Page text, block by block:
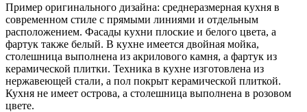
Пример оригинального дизайна: среднеразмерная кухня в
современном стиле с прямыми линиями и отдельным
расположением. Фасады кухни плоские и белого цвета, а
фартук также белый. В кухне имеется двойная мойка,
столешница выполнена из акрилового камня, а фартук из
керамической плитки. Техника в кухне изготовлена из
нержавеющей стали, а пол покрыт керамической плиткой.
Кухня не имеет острова, а столешница выполнена в розовом
цвете.